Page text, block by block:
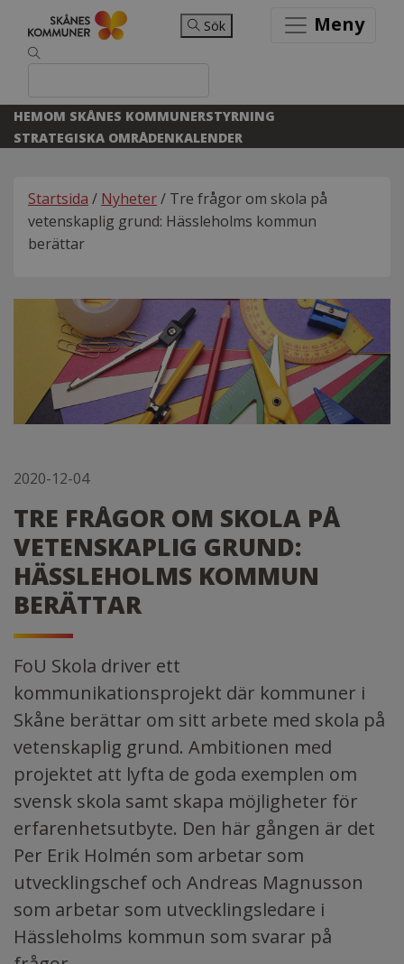
Sök Meny
HEMOM SKÅNES KOMMUNERSTYRNING
STRATEGISKA OMRÅDENKALENDER
Startsida / Nyheter/ Tre frågor om skola på
vetenskaplig grund: Hässleholms kommun
berättar
2020-12-04
TRE FRÅGOR OM SKOLA PÅ
VETENSKAPLIG GRUND:
HÄSSLEHOLMS KOMMUN
BERÄTTAR
FoU Skola driver ett
kommunikationsprojekt där kommuner i
Skåne berättar om sitt arbete med skola på
vetenskaplig grund. Ambitionen med
projektet att lyfta de goda exemplen om
svensk skola samt skapa möjligheter för
erfarenhetsutbyte. Den här gången är det
Per Erik Holmén som arbetar som
utvecklingschef och Andreas Magnusson
som arbetar som utvecklingsledare i
Hässleholms kommun som svarar på